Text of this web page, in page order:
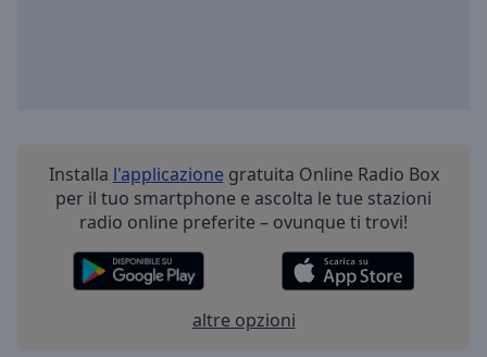
Installa l'applicazionegratuita Online Radio Box
per il tuo smartphone e ascolta le tue stazioni
radio online preferite – ovunque ti trovi!
altre opzioni